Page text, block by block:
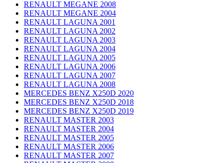
RENAULT MEGANE 2008
RENAULT MEGANE 2004
RENAULT LAGUNA 2001
RENAULT LAGUNA 2002
RENAULT LAGUNA 2003
RENAULT LAGUNA 2004
RENAULT LAGUNA 2005
RENAULT LAGUNA 2006
RENAULT LAGUNA 2007
RENAULT LAGUNA 2008
MERCEDES BENZ X250D 2020
MERCEDES BENZ X250D 2018
MERCEDES BENZ X250D 2019
RENAULT MASTER 2003
RENAULT MASTER 2004
RENAULT MASTER 2005
RENAULT MASTER 2006
RENAULT MASTER 2007